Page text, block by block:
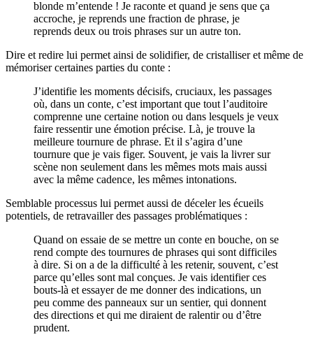
blonde m’entende ! Je raconte et quand je sens que ça
accroche, je reprends une fraction de phrase, je
reprends deux ou trois phrases sur un autre ton.
Dire et redire lui permet ainsi de solidifier, de cristalliser et même de
mémoriser certaines parties du conte :
J’identifie les moments décisifs, cruciaux, les passages
où, dans un conte, c’est important que tout l’auditoire
comprenne une certaine notion ou dans lesquels je veux
faire ressentir une émotion précise. Là, je trouve la
meilleure tournure de phrase. Et il s’agira d’une
tournure que je vais figer. Souvent, je vais la livrer sur
scène non seulement dans les mêmes mots mais aussi
avec la même cadence, les mêmes intonations.
Semblable processus lui permet aussi de déceler les écueils
potentiels, de retravailler des passages problématiques :
Quand on essaie de se mettre un conte en bouche, on se
rend compte des tournures de phrases qui sont difficiles
à dire. Si on a de la difficulté à les retenir, souvent, c’est
parce qu’elles sont mal conçues. Je vais identifier ces
bouts-là et essayer de me donner des indications, un
peu comme des panneaux sur un sentier, qui donnent
des directions et qui me diraient de ralentir ou d’être
prudent.